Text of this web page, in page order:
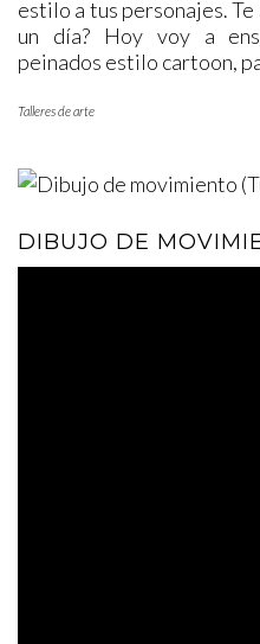
estilo a tus personajes.
un día? Hoy voy a
peinados estilo cartoon,
Talleres de arte
DIBUJO DE